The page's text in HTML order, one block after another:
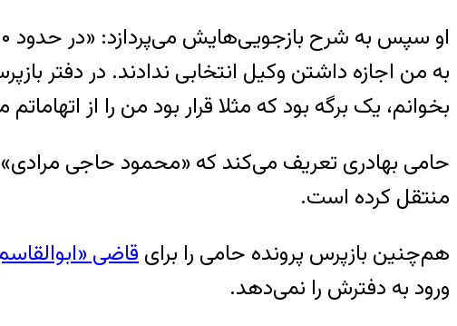
به من اجازه‌ داشتن وکیل انتخابی ندادند. در دفتر
بخوانم، یک برگه بود که مثلا قرار بود من را از
منتقل کرده است.
هم‌چنین بازپرس پرونده‌ حامی را برایقاضی
ورود به دفترش را نمی‌دهد.